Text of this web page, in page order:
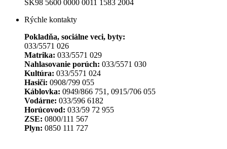
SK98 5600 0000 0011 1583 2004
Rýchle kontakty
Pokladňa, sociálne veci, byty:
033/5571 026
Matrika: 033/5571 029
Nahlasovanie porúch: 033/5571 030
Kultúra: 033/5571 024
Hasiči: 0908/799 055
Káblovka: 0949/866 751, 0915/706 055
Vodárne: 033/596 6182
Horúcovod: 033/59 72 955
ZSE: 0800/111 567
Plyn: 0850 111 727